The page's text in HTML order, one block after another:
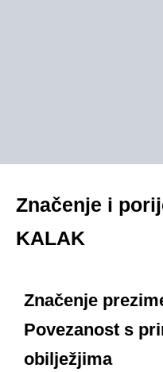
Značenje i
KALAK
Značenje
Povezanost s
obilježjima